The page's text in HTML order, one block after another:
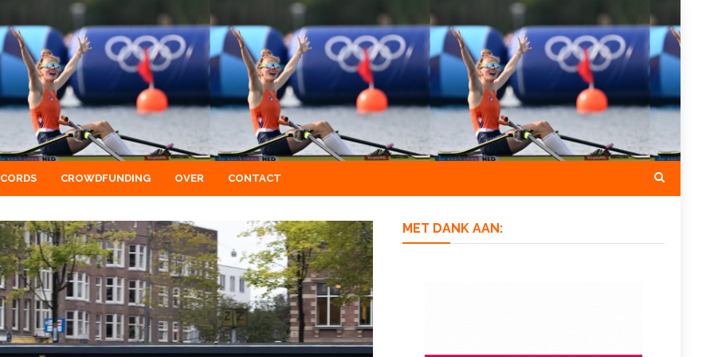
CROWDFUNDING OVER CONTACT
MET DANK AAN: